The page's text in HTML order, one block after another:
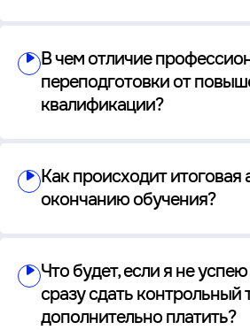
В чем отличие
переподготовки от
квалификации?
Как происходит итоговая
окончанию обучения?
Что будет, если я не
сразу сдать контрольный
дополнительно платить?